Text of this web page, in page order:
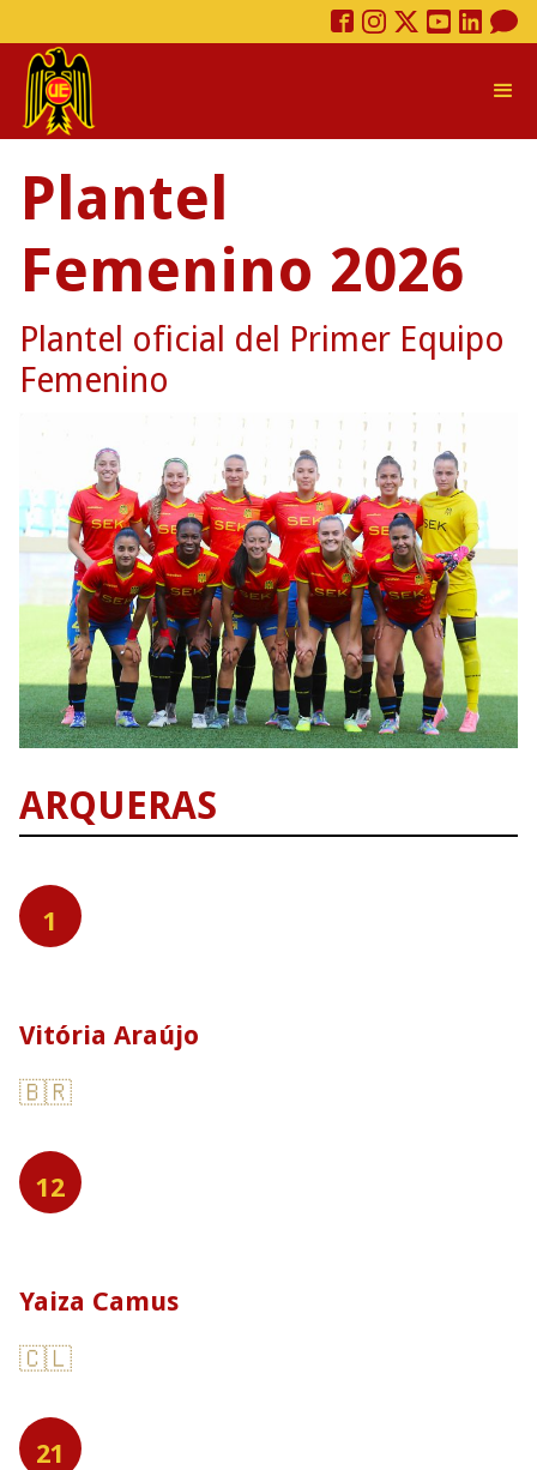
Plantel
Femenino 2026
Plantel oficial del Primer Equipo
Femenino
ARQUERAS
1
Vitória Araújo
🇧🇷
12
Yaiza Camus
🇨🇱
21